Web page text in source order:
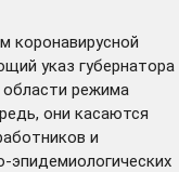
коронавирусной
указ губернатора
области режима
они касаются
и
эпидемиологических